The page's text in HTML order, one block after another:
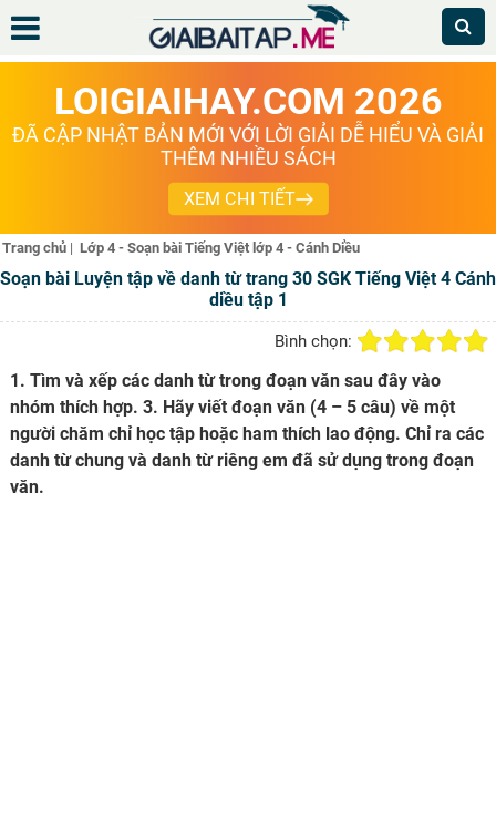
LOIGIAIHAY.COM 2026
ĐÃ CẬP NHẬT BẢN MỚI VỚI LỜI GIẢI DỄ HIỂU VÀ GIẢI
THÊM NHIỀU SÁCH
XEM CHI TIẾT
Trang chủ | Lớp 4 - Soạn bài Tiếng Việt lớp 4 - Cánh Diều
Soạn bài Luyện tập về danh từ trang 30 SGK Tiếng Việt 4 Cánh
diều tập 1
Bình chọn:
1. Tìm và xếp các danh từ trong đoạn văn sau đây vào
nhóm thích hợp. 3. Hãy viết đoạn văn (4 – 5 câu) về một
người chăm chỉ học tập hoặc ham thích lao động. Chỉ ra các
danh từ chung và danh từ riêng em đã sử dụng trong đoạn
văn.